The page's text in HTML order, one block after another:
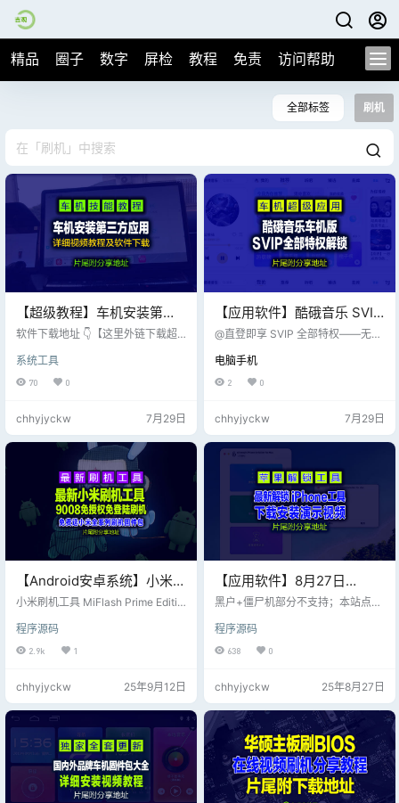
精品 圈子 数字 屏检 教程 免责 访问帮助
全部标签 刷机
【超级教程】车机安装第三
方应用详细视频教程及各类
软件下载地址 👇【这里外链下载超
载】 软件名称 软件介绍 官方网址
点击图标下载 甲壳虫ADB 通过软件
市场，可以下载各种各样的app 链
接 布丁UI 个人比较推荐 第三方桌
面，桌面布局简介，功能实用 链接
嘟嘟桌面pro 第三方桌面可以自定义
布局，但需配置的步骤，可以尝试
但不推荐 链接 ------…
系统工具
70 0
chhyjyckw 7月29日
【应用软件】酷硪音乐 SVIP
车机版、无损解锁，让你的
附应用白嫖下载
@直登即享 SVIP 全部特权——无损
🆓用！ @特别准备两个版本：普通
版直接装；共存版专治车机内置酷
你。 @亲测稳定，上车即享 SVIP 体
验，别让原车播放器浪费你的好喇
叭。 @自取不谢，转需随意！车机
详细安装视频教程
电脑手机
2 0
chhyjyckw 7月29日
【Android安卓系统】小米刷
机工具 MiFlash Prime
免授权免登陆刷机，片尾附
工具包下载
小米刷机工具 MiFlash Prime Editio
权免登陆刷机。 小米 Mi Flash Tool
2023.4.14.0 的特点 ●免授权刷机
（9008 EDL 模式） ●无需登陆账
同部分刷机可能无法确保成功） 步
骤 1 安装驱动： 1. 下载并解压刷机
工具，双击“XiaoMiFlash.exe”运
行，点击【D…
程序源码
2.9k 1
chhyjyckw 25年9月12日
【应用软件】8月27日
Aiseesoft iPhone
具】v2.1.72 多语便携版（电
脑PC端）
黑户+僵尸机部分不支持；本站点资
收费与本站点无关；请自行测试并
知晓提示！ Aiseesoft iPhone Unlo
cker是一款专为iOS设备设计的解锁
问题，包括屏幕密码、Touch ID、F
ace ID以及iCloud账户的锁定。 功
能特点： 屏幕密码解锁：用户可以
通过连接设备到电脑，选择“解锁屏
幕密码”选项，按照简单的指引完成
解锁…
程序源码
638 0
chhyjyckw 25年8月27日